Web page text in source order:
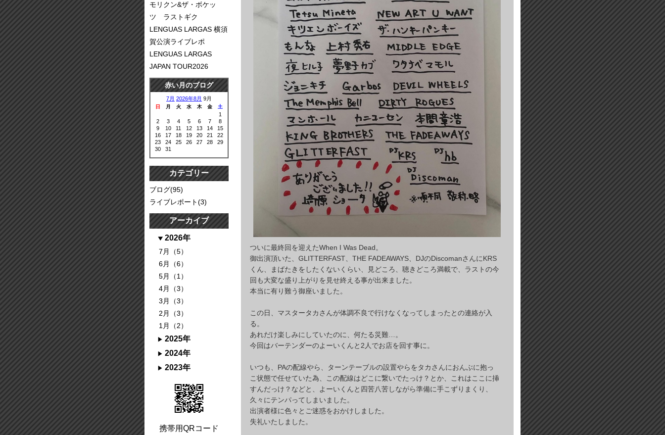
ついに最終回を迎えたWhen I Was Dead。
御出演頂いた、GLITTERFAST、THE FADEAWAYS、DJのDiscomanさんにKRS
くん、まばたきをしたくないくらい、見どころ、聴きどころ満載で、ラストの今
回も大変な盛り上がりを見せ終える事が出来ました。
本当に有り難う御座いました。
この日、マスタータカさんが体調不良で行けなくなってしまったとの連絡が入
る。
あれだけ楽しみにしていたのに、何たる災難…。
今回はバーテンダーのよーいくんと2人でお店を回す事に。
いつも、PAの配線やら、ターンテーブルの設置やらをタカさんにおんぶに抱っ
こ状態で任せていた為、この配線はどこに繋いでたっけ？とか、これはここに挿
すんだっけ？などと、よーいくんと四苦八苦しながら準備に手こずりまくり、
久々にテンパってしまいました。
出演者様に色々とご迷惑をおかけしました。
失礼いたしました。
モリクン&ザ・ボケッ
ツ ラストギク
LENGUAS LARGAS 横須
賀公演ライブレポ
LENGUAS LARGAS
JAPAN TOUR2026
赤い月のブログ
7月 2026年8月 9月
日 月 火 水 木 金 土
1
2
3 4 5 6 7
8
9
10 11 12 13 14
15
16
17 18 19 20 21
22
23
24 25 26 27 28
29
30
31
カテゴリー
ブログ(95)
ライブレポート(3)
アーカイブ
2026年
7月（5）
6月（6）
5月（1）
4月（3）
3月（3）
2月（3）
1月（2）
2025年
2024年
2023年
携帯用QRコード